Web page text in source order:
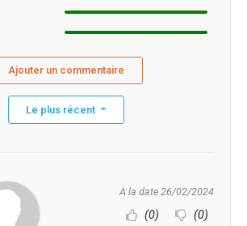
Ajouter un commentaire
Le plus récent
À la date 26/02/2024
(0) (0)